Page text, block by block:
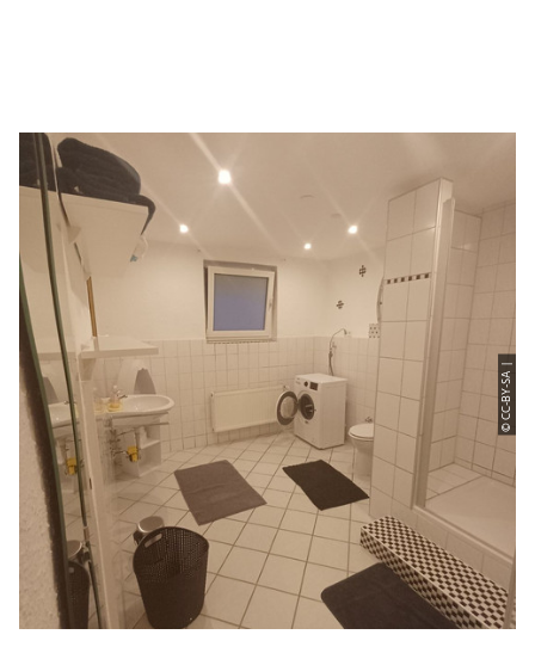
© CC-BY-SA |